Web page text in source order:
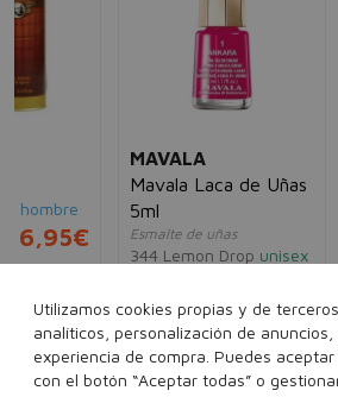
MAVALA
Mavala Laca de Uñas
5ml
Esmalte de uñas
344 Lemon Drop unisex
Ver más...
Naxos
Eau
Utilizamos cookies propias y de
analíticos, personalización de
experiencia de compra. Puedes
con el botón “Aceptar todas” o